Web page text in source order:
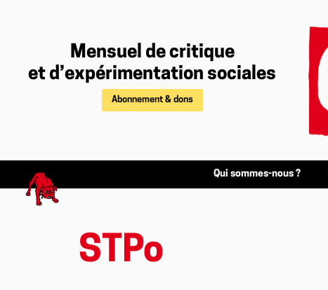
Mensuel de critique
et d’expérimentation sociales
Abonnement & dons
Qui sommes-nous ?
STPo